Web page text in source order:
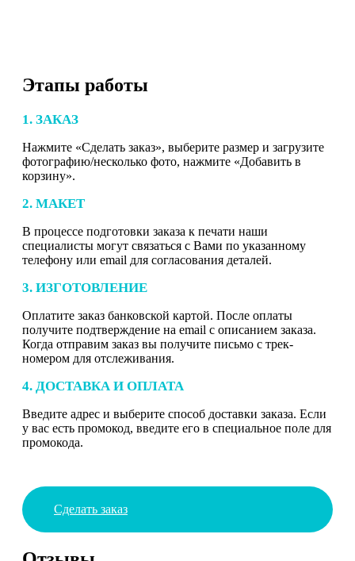
Этапы работы
1. ЗАКАЗ
Нажмите «Сделать заказ», выберите размер и загрузите
фотографию/несколько фото, нажмите «Добавить в
корзину».
2. МАКЕТ
В процессе подготовки заказа к печати наши
специалисты могут связаться с Вами по указанному
телефону или email для согласования деталей.
3. ИЗГОТОВЛЕНИЕ
Оплатите заказ банковской картой. После оплаты
получите подтверждение на email с описанием заказа.
Когда отправим заказ вы получите письмо с трек-
номером для отслеживания.
4. ДОСТАВКА И ОПЛАТА
Введите адрес и выберите способ доставки заказа. Если
у вас есть промокод, введите его в специальное поле для
промокода.
Сделать заказ